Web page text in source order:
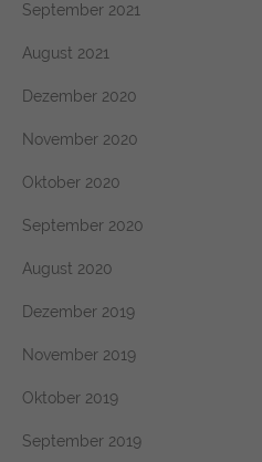
September 2021
August 2021
Dezember 2020
November 2020
Oktober 2020
September 2020
August 2020
Dezember 2019
November 2019
Oktober 2019
September 2019